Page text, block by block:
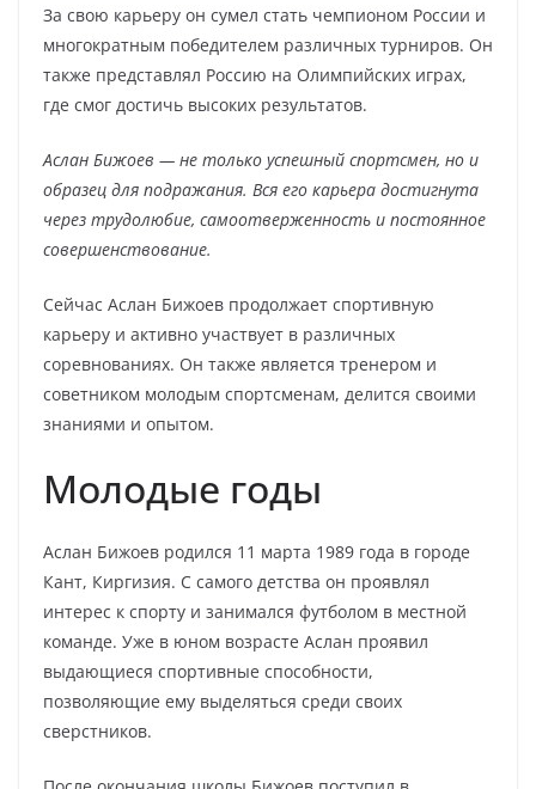
За свою карьеру он сумел стать чемпионом России и
многократным победителем различных турниров. Он
также представлял Россию на Олимпийских играх,
где смог достичь высоких результатов.
Аслан Бижоев — не только успешный спортсмен, но и
образец для подражания. Вся его карьера достигнута
через трудолюбие, самоотверженность и постоянное
совершенствование.
Сейчас Аслан Бижоев продолжает спортивную
карьеру и активно участвует в различных
соревнованиях. Он также является тренером и
советником молодым спортсменам, делится своими
знаниями и опытом.
Молодые годы
Аслан Бижоев родился 11 марта 1989 года в городе
Кант, Киргизия. С самого детства он проявлял
интерес к спорту и занимался футболом в местной
команде. Уже в юном возрасте Аслан проявил
выдающиеся спортивные способности,
позволяющие ему выделяться среди своих
сверстников.